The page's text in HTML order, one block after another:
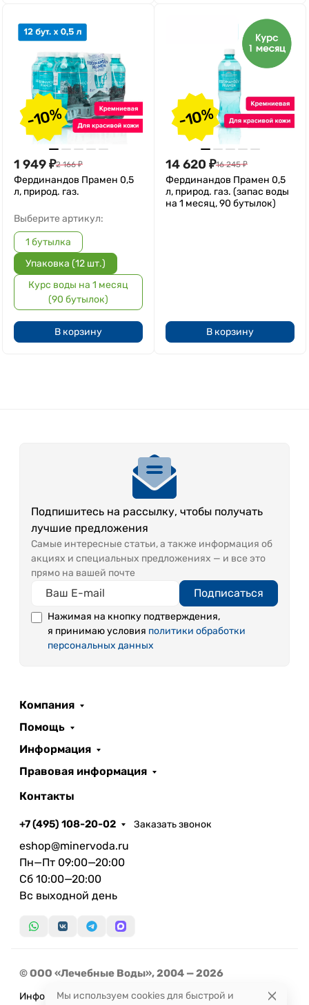
-10%
1 949₽2 166 ₽
Фердинандов Прамен 0,5
л, природ. газ.
Выберите артикул:
1 бутылка
Упаковка (12 шт.)
Курс воды на 1 месяц
(90 бутылок)
В корзину
-10%
14 620 ₽16 245 ₽
Фердинандов Прамен 0,5
л, природ. газ. (запас воды
на 1 месяц, 90 бутылок)
В корзину
Подпишитесь на рассылку, чтобы получать
лучшие предложения
Самые интересные статьи, а также информация об
акциях и специальных предложениях — и все это
прямо на вашей почте
Подписаться
Нажимая на кнопку подтверждения,
я принимаю условия политики обработки
персональных данных
Компания
Помощь
Информация
Правовая информация
Контакты
+7 (495) 108-20-02 Заказать звонок
eshop@minervoda.ru
Пн—Пт 09:00—20:00
Сб 10:00—20:00
Вс выходной день
© ООО «Лечебные Воды», 2004 — 2026
Информация, представленная на сайте, не может быть
Мы используем cookies для быстрой и